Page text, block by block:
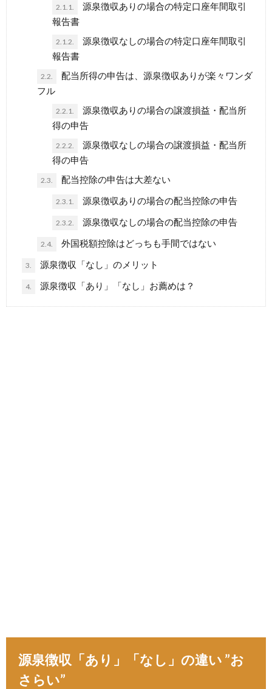
2.1.1.
源泉徴収ありの場合の特定口座年間取引
報告書
2.1.2.
源泉徴収なしの場合の特定口座年間取引
報告書
2.2.
配当所得の申告は、源泉徴収ありが楽々ワンダ
フル
2.2.1.
源泉徴収ありの場合の譲渡損益・配当所
得の申告
2.2.2.
源泉徴収なしの場合の譲渡損益・配当所
得の申告
2.3. 配当控除の申告は大差ない
2.3.1. 源泉徴収ありの場合の配当控除の申告
2.3.2. 源泉徴収なしの場合の配当控除の申告
2.4. 外国税額控除はどっちも手間ではない
3. 源泉徴収「なし」のメリット
4. 源泉徴収「あり」「なし」お薦めは？
源泉徴収「あり」「なし」の違い ”お
さらい”